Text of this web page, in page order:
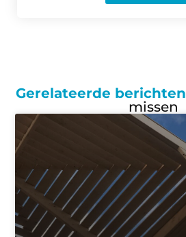
Gerelateerde berichten
missen